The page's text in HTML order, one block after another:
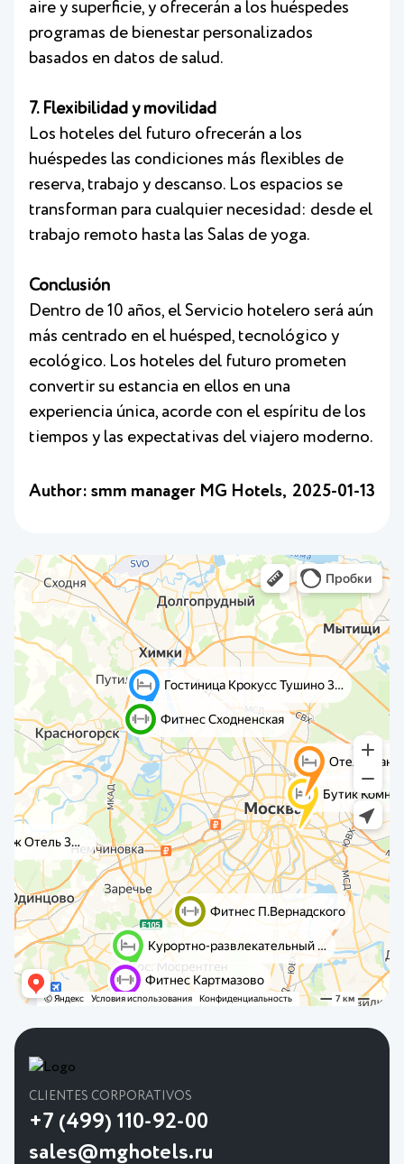
aire y superficie, y ofrecerán a los huéspedes
programas de bienestar personalizados
basados en datos de salud.
7. Flexibilidad y movilidad
Los hoteles del futuro ofrecerán a los
huéspedes las condiciones más flexibles de
reserva, trabajo y descanso. Los espacios se
transforman para cualquier necesidad: desde el
trabajo remoto hasta las Salas de yoga.
Conclusión
Dentro de 10 años, el Servicio hotelero será aún
más centrado en el huésped, tecnológico y
ecológico. Los hoteles del futuro prometen
convertir su estancia en ellos en una
experiencia única, acorde con el espíritu de los
tiempos y las expectativas del viajero moderno.
Author: smm manager MG Hotels, 2025-01-13
CLIENTES CORPORATIVOS
+7 (499) 110-92-00
sales@mghotels.ru